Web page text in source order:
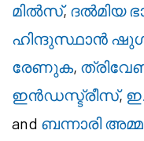
മിൽസ്, ദൽമിയ
ഹിന്ദുസ്ഥാൻ
രേണുക,
ഇൻഡസ്ട്രീസ്,
and ബന്നാരി